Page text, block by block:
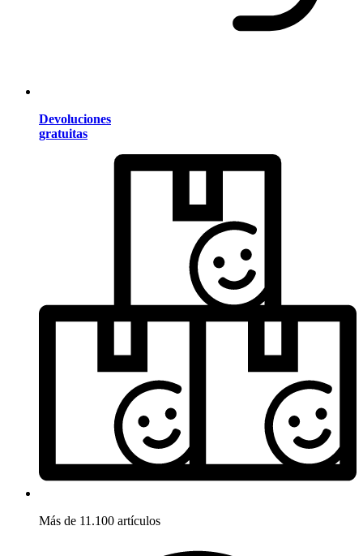
Devoluciones
gratuitas
Más de 11.100 artículos